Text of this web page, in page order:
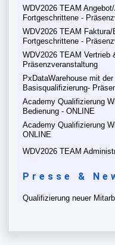
WDV2026 TEAM
Fortgeschrittene -
WDV2026 TEAM
Fortgeschrittene -
WDV2026 TEAM Vertrieb
Präsenzveranstaltung
PxDataWarehouse mit
Basisqualifizierung-
Academy Qualifizierung
Bedienung - ONLINE
Academy Qualifizierung
ONLINE
WDV2026 TEAM
Presse &
Qualifizierung neuer